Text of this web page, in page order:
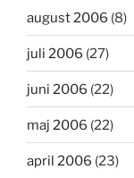
august 2006 (8)
juli 2006 (27)
juni 2006 (22)
maj 2006 (22)
april 2006 (23)